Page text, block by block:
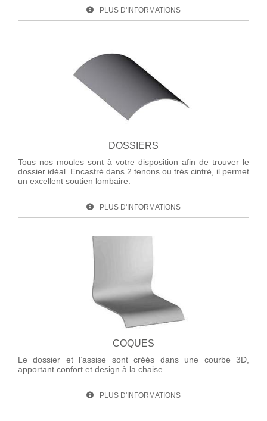
PLUS D'INFORMATIONS
DOSSIERS
Tous nos moules sont à votre disposition afin de trouver le
dossier idéal. Encastré dans 2 tenons ou très cintré, il permet
un excellent soutien lombaire.
PLUS D'INFORMATIONS
COQUES
Le dossier et l’assise sont créés dans une courbe 3D,
apportant confort et design à la chaise.
PLUS D'INFORMATIONS